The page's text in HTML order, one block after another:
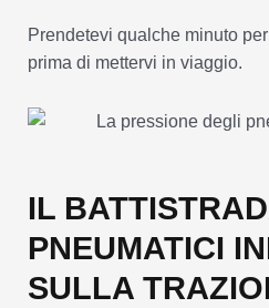
Prendetevi qualche minuto
prima di mettervi in viaggio.
IL
PNEUMATICI
SULLA